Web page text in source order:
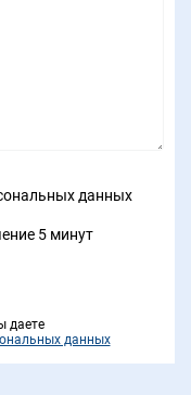
данных
5 минут
даете
данных